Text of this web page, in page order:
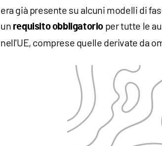
era già presente su alcuni modelli di
un requisito obbligatorio per tutte le
nell'UE, comprese quelle derivate da